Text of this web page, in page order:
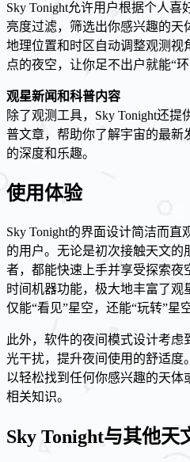
Sky Tonight允许用户根据个人
亮度过滤，筛选出你感兴趣的天
地理位置和时区自动调整观测视
点的夜空，让你足不出户就能“环
观星新闻和科普内容
除了观测工具，Sky Tonight还
普文章，帮助你了解宇宙的最新
的深度和乐趣。
使用体验
Sky Tonight的界面设计简洁而
的用户。无论是初次接触天文的
者，都能快速上手并享受探索夜
时间机器功能，极大地丰富了
仅能“看见”星空，还能“玩转”星空
此外，软件的夜间模式设计考
光干扰，提升夜间使用的舒适度
以轻松找到任何你感兴趣的天体
相关知识。
Sky Tonight与其他天